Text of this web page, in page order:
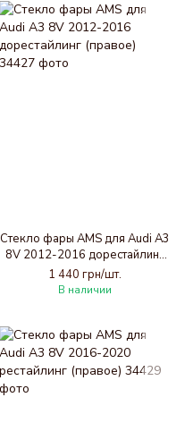
Стекло фары AMS для Audi A3
8V 2012-2016 дорестайлинг
(правое)
1 440 грн/шт.
В наличии